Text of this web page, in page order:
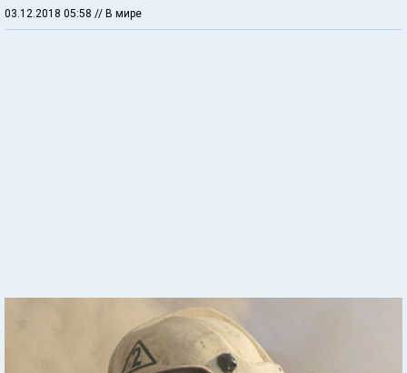
03.12.2018 05:58 // В мире